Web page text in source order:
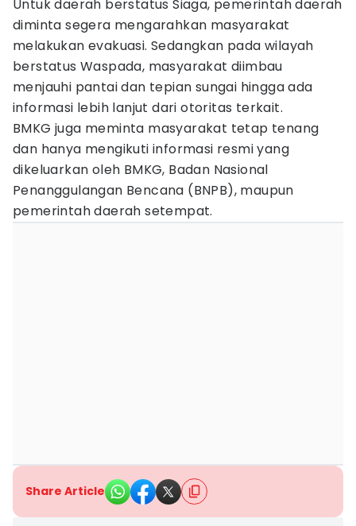
Untuk daerah berstatus Siaga, pemerintah daerah
diminta segera mengarahkan masyarakat
melakukan evakuasi. Sedangkan pada wilayah
berstatus Waspada, masyarakat diimbau
menjauhi pantai dan tepian sungai hingga ada
informasi lebih lanjut dari otoritas terkait.
BMKG juga meminta masyarakat tetap tenang
dan hanya mengikuti informasi resmi yang
dikeluarkan oleh BMKG, Badan Nasional
Penanggulangan Bencana (BNPB), maupun
pemerintah daerah setempat.
Share Article